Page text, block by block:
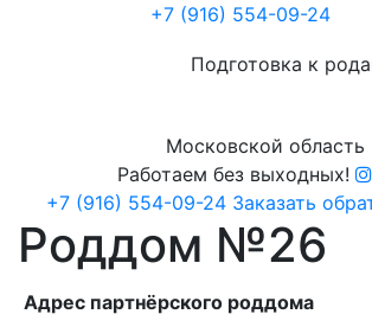
+7 (916) 554-09-24
Подготовка к
Московской область
+7 (916) 554-09-24 Заказать
Работаем без выходных!
Роддом №26
Адрес партнёрского роддома